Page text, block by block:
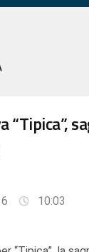
“Tipica”,
10:03